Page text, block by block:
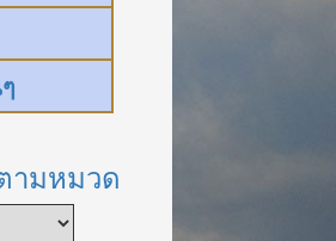
ามหมวด